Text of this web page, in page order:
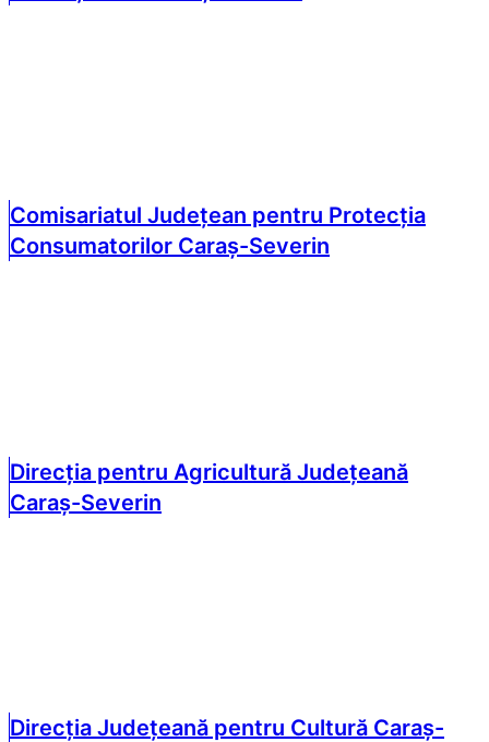
Comisariatul Județean pentru Protecția
Consumatorilor Caraș-Severin
Direcția pentru Agricultură Județeană
Caraș-Severin
Direcția Județeană pentru Cultură Caraș-